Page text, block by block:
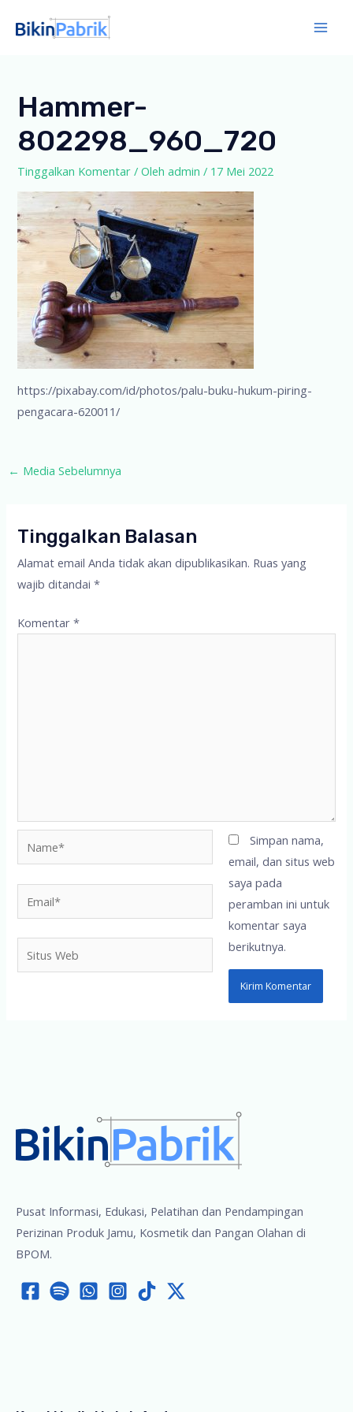
Hammer-
802298_960_720
Tinggalkan Komentar / Olehadmin/ 17 Mei 2022
https://pixabay.com/id/photos/palu-buku-hukum-piring-
pengacara-620011/
Post
← Media Sebelumnya
Tinggalkan Balasan
Alamat email Anda tidak akan dipublikasikan. Ruas yang
wajib ditandai*
Komentar*
Web
Simpan nama,
email, dan situs web
saya pada
peramban ini untuk
komentar saya
berikutnya.
Pusat Informasi, Edukasi, Pelatihan dan Pendampingan
Perizinan Produk Jamu, Kosmetik dan Pangan Olahan di
BPOM.